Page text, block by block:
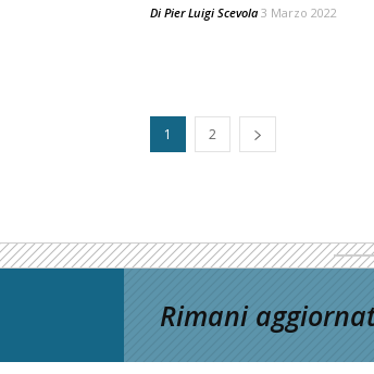
Di Pier Luigi Scevola 3 Marzo 2022
1 2
Rimani